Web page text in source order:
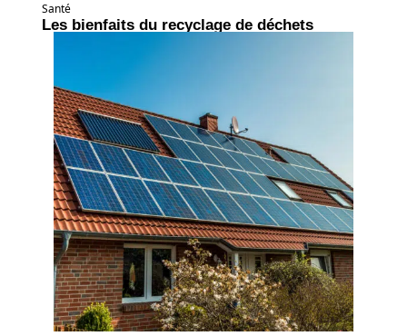
Santé
Les bienfaits du recyclage de déchets